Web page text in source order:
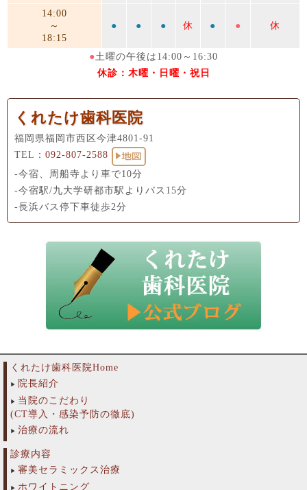
14:00
～
18:15
● ● ● 休 ● ● 休
●土曜の午後は14:00～16:30
休診：木曜・日曜・祝日
くれたけ歯科医院
福岡県福岡市西区今津4801-91
TEL： 092-807-2588
-今宿、周船寺より車で10分
-今宿駅/九大学研都市駅よりバス15分
-長浜バス停下車徒歩2分
くれたけ歯科医院Home
院長紹介
当院のこだわり
(CT導入・感染予防の徹底)
治療の流れ
診療内容
審美セラミックス治療
ホワイトニング